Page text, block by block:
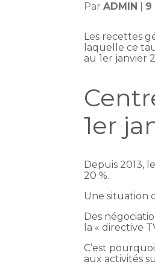
ParADMIN 9
Les recettes
laquelle ce
au 1er janvier
1er
Depuis 2013,
20 %.
Une situation
Des
la « directive
C’est
aux activités